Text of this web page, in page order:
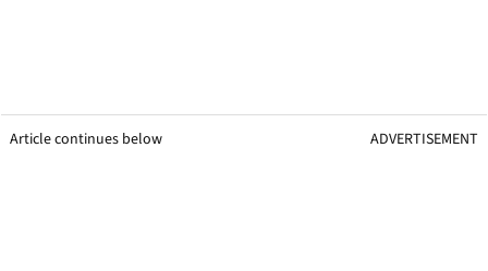
Article continues below ADVERTISEMENT